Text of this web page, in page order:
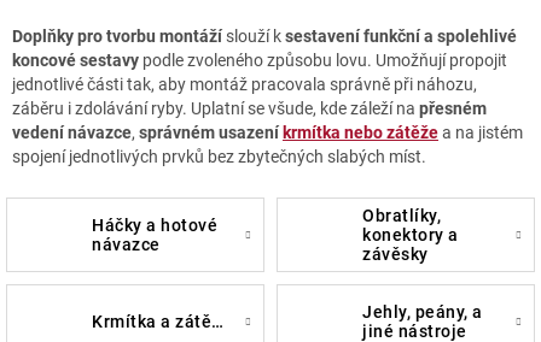
Doplňky pro tvorbu montáží slouží ksestavení funkční a spolehlivé
koncové sestavy podle zvoleného způsobu lovu. Umožňují propojit
jednotlivé části tak, aby montáž pracovala správně při náhozu,
záběru i zdolávání ryby. Uplatní se všude, kde záleží na přesném
vedení návazce, správném usazení krmítka nebo zátěžea na jistém
spojení jednotlivých prvků bez zbytečných slabých míst.
háčky a hotové
návazce
obratlíky,
konektory a
závěsky
krmítka a zátěže
jehly, peány, a
jiné nástroje